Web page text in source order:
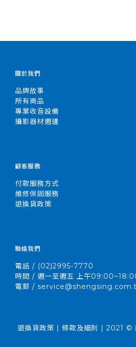
關於我們
品牌故事
所有商品
專業收音設備
攝影器材週邊
顧客服務
付款服務方式
維修保固服務
退換貨政策
聯絡我們
電話 / (02)2995-7770
時間 / 週一至週五 上午
電郵 /
退換貨政策 | 條款及細則 | 2021 ©